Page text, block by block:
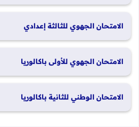
الامتحان الجهوي للثالثة إعدادي
الامتحان الجهوي للأولى باكالوريا
2026
الامتحان الوطني للثانية باكالوريا